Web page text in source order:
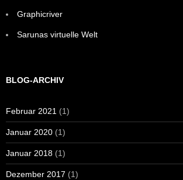
Graphicriver
Sarunas virtuelle Welt
BLOG-ARCHIV
Februar 2021 (1)
Januar 2020 (1)
Januar 2018 (1)
Dezember 2017 (1)